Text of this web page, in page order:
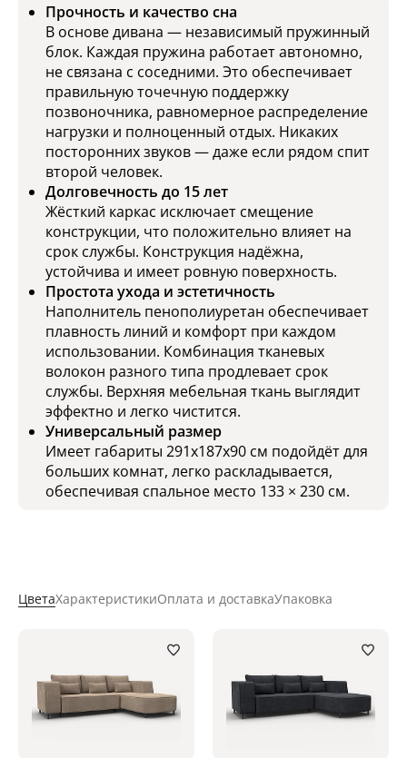
Прочность и качество сна
В основе дивана — независимый пружинный
блок. Каждая пружина работает автономно,
не связана с соседними. Это обеспечивает
правильную точечную поддержку
позвоночника, равномерное распределение
нагрузки и полноценный отдых. Никаких
посторонних звуков — даже если рядом спит
второй человек.
Долговечность до 15 лет
Жёсткий каркас исключает смещение
конструкции, что положительно влияет на
срок службы. Конструкция надёжна,
устойчива и имеет ровную поверхность.
Простота ухода и эстетичность
Наполнитель пенополиуретан обеспечивает
плавность линий и комфорт при каждом
использовании. Комбинация тканевых
волокон разного типа продлевает срок
службы. Верхняя мебельная ткань выглядит
эффектно и легко чистится.
Универсальный размер
Имеет габариты 291х187х90 см подойдёт для
больших комнат, легко раскладывается,
обеспечивая спальное место 133 × 230 см.
ЦветаХарактеристикиОплата и доставкаУпаковка